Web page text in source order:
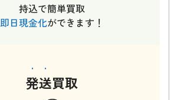
持込で簡単買取
即日現金化ができます！
発送買取